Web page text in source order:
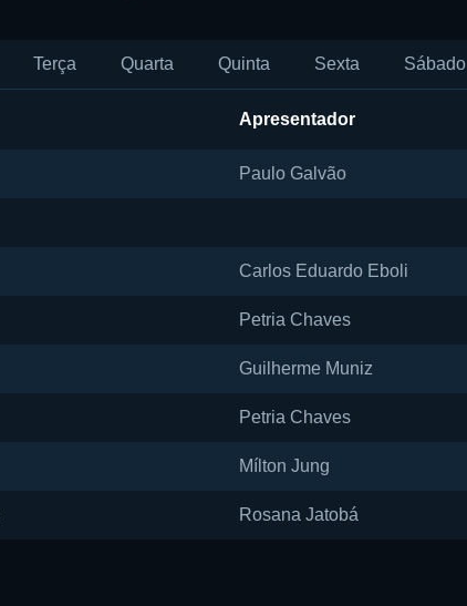
Terça Quarta Quinta Sexta Sábado
Apresentador
Paulo Galvão
Carlos Eduardo Eboli
Petria Chaves
Guilherme Muniz
Petria Chaves
Mílton Jung
Rosana Jatobá